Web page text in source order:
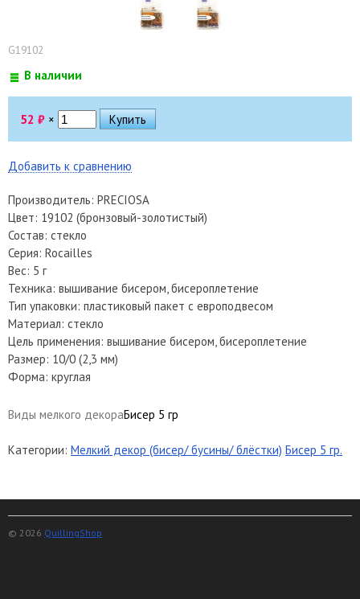
G19102
В наличии
52 ₽ ×
Добавить к сравнению
Производитель: PRECIOSA
Цвет: 19102 (бронзовый-золотистый)
Состав: стекло
Серия: Rocailles
Вес: 5 г
Техника: вышивание бисером, бисероплетение
Тип упаковки: пластиковый пакет с европодвесом
Материал: стекло
Цель применения: вышивание бисером, бисероплетение
Размер: 10/0 (2,3 мм)
Форма: круглая
Виды мелкого декораБисер 5 гр
Категории: Мелкий декор (бисер/ бусины/ блёстки) Бисер 5 гр.
© 2026 QuillingShop